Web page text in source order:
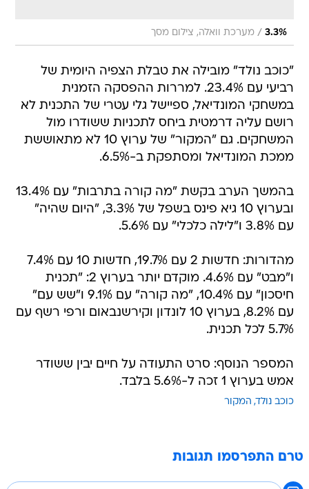
3.3%
/ מערכת וואלה, צילום מסך
"כוכב נולד" מובילה את טבלת הצפיה היומית של
רביעי עם 23.4%. למררות ההפסקה הזמנית
במשחקי המונדיאל, ספיישל גלי עטרי של התכנית לא
רושם עליה דרמטית ביחס לתכניות ששודרו מול
המשחקים. גם "המקור" של ערוץ 10 לא מתאוששת
ממכת המונדיאל ומסתפקת ב-6.5%.
בהמשך הערב בקשת "מה קורה בתרבות" עם 13.4%
ובערוץ 10 גיא פינס בשפל של 3.3%, "היום שהיה"
עם 3.8% ו"לילה כלכלי" עם 5.6%.
מהדורות: חדשות 2 עם 19.7%, חדשות 10 עם 7.4%
ו"מבט" עם 4.6%. מוקדם יותר בערוץ 2: "תכנית
חיסכון" עם 10.4%, "מה קורה" עם 9.1% ו"שש עם"
עם 8.2%, בערוץ 10 לונדון וקירשנבאום ורפי רשף עם
5.7% לכל תכנית.
המספר הנוסף: סרט התעודה על חיים יבין ששודר
אמש בערוץ 1 זכה ל-5.6% בלבד.
כוכב נולד המקור
טרם התפרסמו תגובות